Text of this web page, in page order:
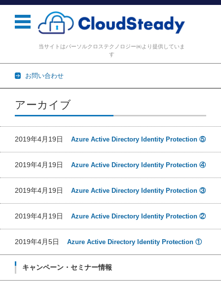
当サイトはパーソルクロステクノロジー㈱より提供していま
す
お問い合わせ
コンテンツに移動
アーカイブ
2019年4月19日 Azure Active Directory Identity Protection ⑤
2019年4月19日 Azure Active Directory Identity Protection ④
2019年4月19日 Azure Active Directory Identity Protection ③
2019年4月19日 Azure Active Directory Identity Protection ②
2019年4月5日 Azure Active Directory Identity Protection ①
キャンペーン・セミナー情報